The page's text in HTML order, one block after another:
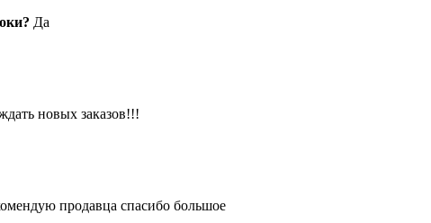
Да
новых заказов!!!
продавца спасибо большое